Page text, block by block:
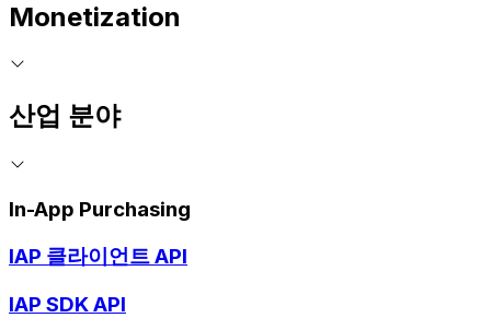
Monetization
산업 분야
In-App Purchasing
IAP 클라이언트 API
IAP SDK API